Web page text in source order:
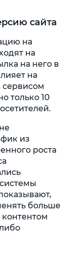
сайта
на
на
на него в
на
сервисом
только 10
из
роста
больше